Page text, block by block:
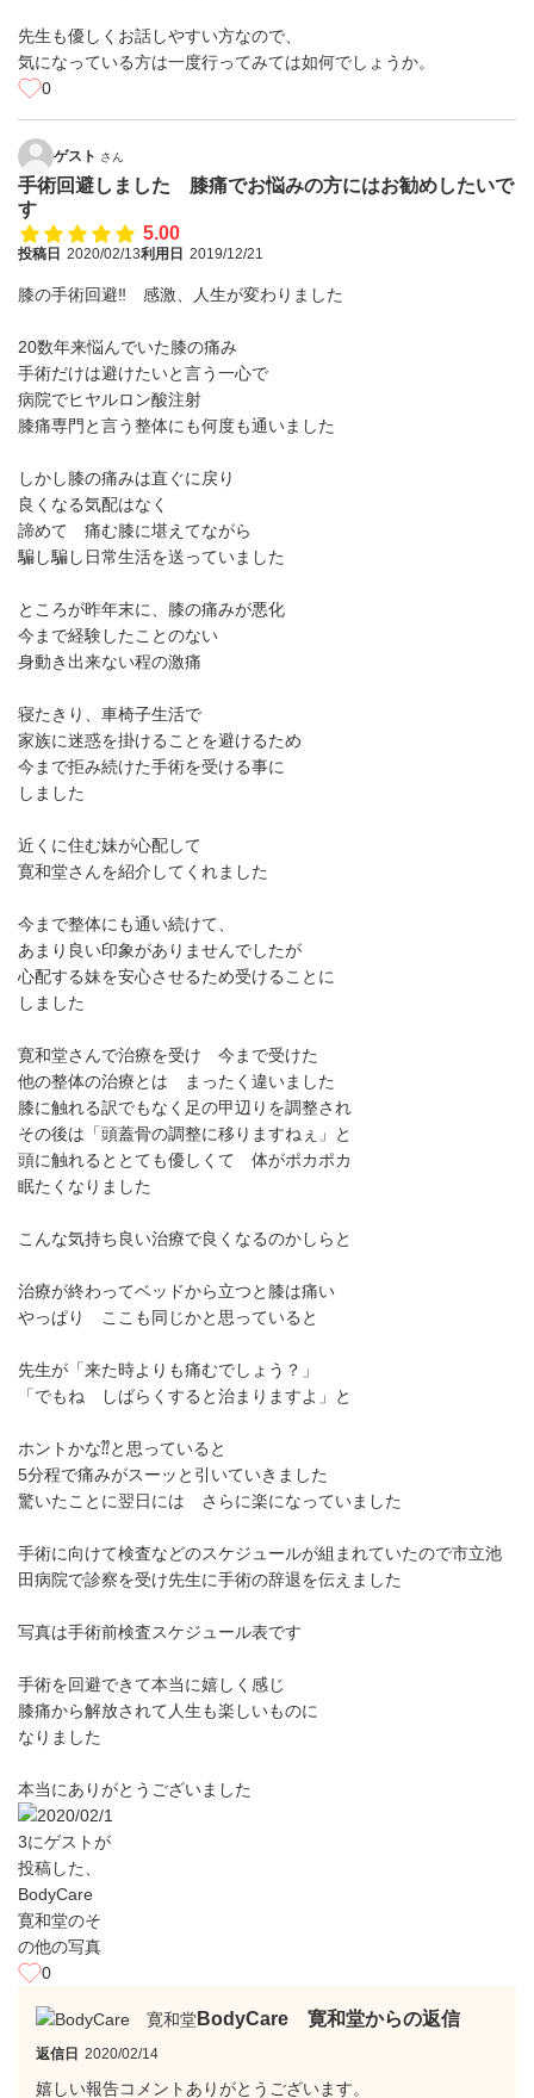
先生も優しくお話しやすい方なので、
気になっている方は一度行ってみては如何でしょうか。
0
ゲスト さん
手術回避しました 膝痛でお悩みの方にはお勧めしたいで
す
5.00
投稿日 2020/02/13利用日 2019/12/21
膝の手術回避‼︎ 感激、人生が変わりました
20数年来悩んでいた膝の痛み
手術だけは避けたいと言う一心で
病院でヒヤルロン酸注射
膝痛専門と言う整体にも何度も通いました
しかし膝の痛みは直ぐに戻り
良くなる気配はなく
諦めて 痛む膝に堪えてながら
騙し騙し日常生活を送っていました
ところが昨年末に、膝の痛みが悪化
今まで経験したことのない
身動き出来ない程の激痛
寝たきり、車椅子生活で
家族に迷惑を掛けることを避けるため
今まで拒み続けた手術を受ける事に
しました
近くに住む妹が心配して
寛和堂さんを紹介してくれました
今まで整体にも通い続けて、
あまり良い印象がありませんでしたが
心配する妹を安心させるため受けることに
しました
寛和堂さんで治療を受け 今まで受けた
他の整体の治療とは まったく違いました
膝に触れる訳でもなく足の甲辺りを調整され
その後は「頭蓋骨の調整に移りますねぇ」と
頭に触れるととても優しくて 体がポカポカ
眠たくなりました
こんな気持ち良い治療で良くなるのかしらと
治療が終わってベッドから立つと膝は痛い
やっぱり ここも同じかと思っていると
先生が「来た時よりも痛むでしょう？」
「でもね しばらくすると治まりますよ」と
ホントかな⁇と思っていると
5分程で痛みがスーッと引いていきました
驚いたことに翌日には さらに楽になっていました
手術に向けて検査などのスケジュールが組まれていたので市立池
田病院で診察を受け先生に手術の辞退を伝えました
写真は手術前検査スケジュール表です
手術を回避できて本当に嬉しく感じ
膝痛から解放されて人生も楽しいものに
なりました
本当にありがとうございました
0
BodyCare 寛和堂からの返信
返信日 2020/02/14
嬉しい報告コメントありがとうございます。